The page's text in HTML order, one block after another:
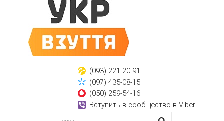
(093) 221-20-91
(097) 435-08-15
(050) 259-54-16
Вступить в сообщество в Viber